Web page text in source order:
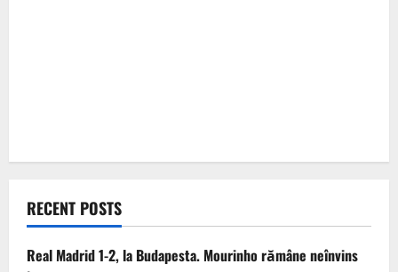
RECENT POSTS
Real Madrid 1-2, la Budapesta. Mourinho rămâne neînvins